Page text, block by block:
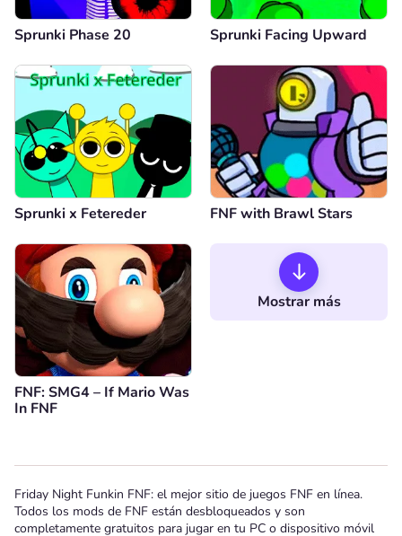
Sprunki Phase 20 Sprunki Facing Upward
Sprunki x Fetereder FNF with Brawl Stars
FNF: SMG4 – If Mario Was
In FNF
Mostrar más
Friday Night Funkin FNF: el mejor sitio de juegos FNF en línea.
Todos los mods de FNF están desbloqueados y son
completamente gratuitos para jugar en tu PC o dispositivo móvil